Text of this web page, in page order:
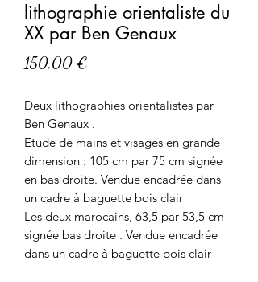
lithographie orientaliste du
XX par Ben Genaux
150,00 €
Deux lithographies orientalistes par
Ben Genaux .
Etude de mains et visages en grande
dimension : 105 cm par 75 cm signée
en bas droite. Vendue encadrée dans
un cadre à baguette bois clair
Les deux marocains, 63,5 par 53,5 cm
signée bas droite . Vendue encadrée
dans un cadre à baguette bois clair